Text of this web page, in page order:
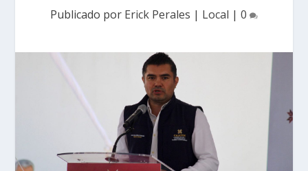
Publicado por Erick Perales | Local | 0